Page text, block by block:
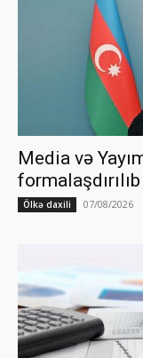
Media və
formalaşdırılıb
Ölkə daxili 07/08/2026